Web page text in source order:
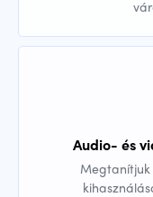
Audio- és
Megtanítjuk